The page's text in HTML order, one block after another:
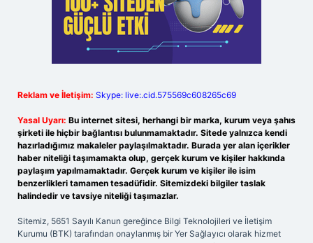
Reklam ve İletişim: Skype: live:.cid.575569c608265c69
Yasal Uyarı: Bu internet sitesi, herhangi bir marka, kurum veya şahıs
şirketi ile hiçbir bağlantısı bulunmamaktadır. Sitede yalnızca kendi
hazırladığımız makaleler paylaşılmaktadır. Burada yer alan içerikler
haber niteliği taşımamakta olup, gerçek kurum ve kişiler hakkında
paylaşım yapılmamaktadır. Gerçek kurum ve kişiler ile isim
benzerlikleri tamamen tesadüfidir. Sitemizdeki bilgiler taslak
halindedir ve tavsiye niteliği taşımazlar.
Sitemiz, 5651 Sayılı Kanun gereğince Bilgi Teknolojileri ve İletişim
Kurumu (BTK) tarafından onaylanmış bir Yer Sağlayıcı olarak hizmet